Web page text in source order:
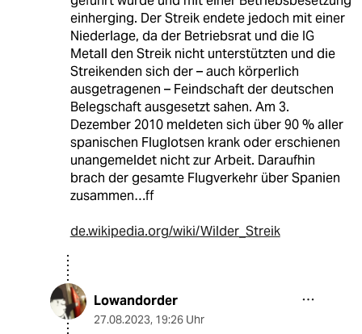
einherging. Der Streik endete jedoch mit einer
Niederlage, da der Betriebsrat und die IG
Metall den Streik nicht unterstützten und die
Streikenden sich der – auch körperlich
ausgetragenen – Feindschaft der deutschen
Belegschaft ausgesetzt sahen. Am 3.
Dezember 2010 meldeten sich über 90 % aller
spanischen Fluglotsen krank oder erschienen
unangemeldet nicht zur Arbeit. Daraufhin
brach der gesamte Flugverkehr über Spanien
zusammen…ff
de.wikipedia.org/wiki/Wilder_Streik
Lowandorder
27.08.2023, 19:26 Uhr